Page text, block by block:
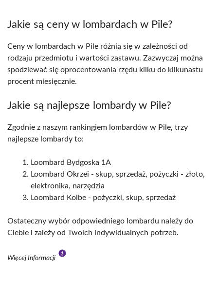
Jakie są ceny w lombardach w Pile?
Ceny w lombardach w Pile różnią się w zależności od
rodzaju przedmiotu i wartości zastawu. Zazwyczaj można
spodziewać się oprocentowania rzędu kilku do kilkunastu
procent miesięcznie.
Jakie są najlepsze lombardy w Pile?
Zgodnie z naszym rankingiem lombardów w Pile, trzy
najlepsze lombardy to:
Loombard Bydgoska 1A
Loombard Okrzei - skup, sprzedaż, pożyczki - złoto,
elektronika, narzędzia
Loombard Kolbe - pożyczki, skup, sprzedaż
Ostateczny wybór odpowiedniego lombardu należy do
Ciebie i zależy od Twoich indywidualnych potrzeb.
Więcej Informacji